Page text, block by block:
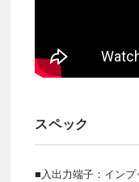
スペック
■入出力端子：イン